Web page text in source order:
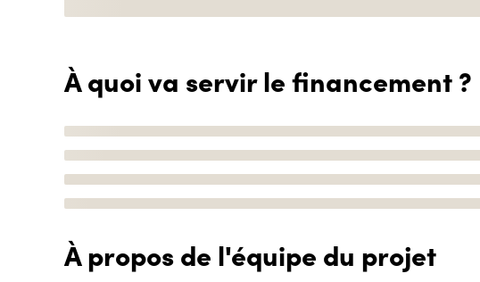
À quoi va servir le financement ?
À propos de l'équipe du projet